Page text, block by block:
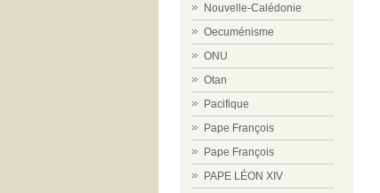
Nouvelle-Calédonie
Oecuménisme
ONU
Otan
Pacifique
Pape François
Pape François
PAPE LÉON XIV